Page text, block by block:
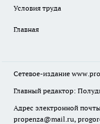
Условия труда
Главная
Сетевое-издание
Главный редактор:
Адрес электронной
propenza@mail.ru,